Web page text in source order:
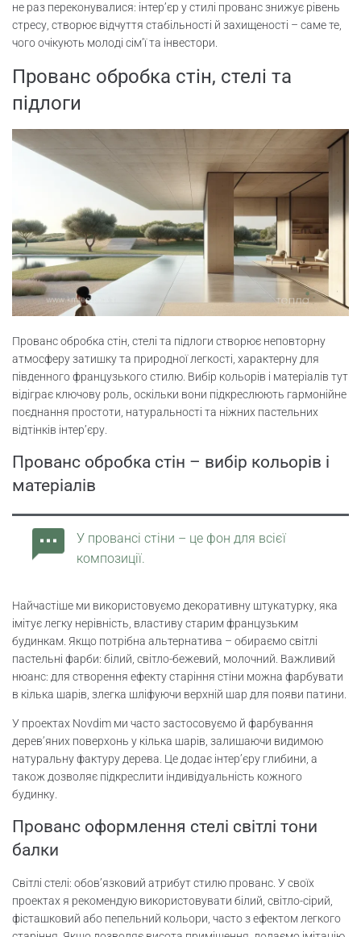
не раз переконувалися: інтер’єр у стилі прованс знижує рівень
стресу, створює відчуття стабільності й захищеності – саме те,
чого очікують молоді сім’ї та інвестори.
Прованс обробка стін, стелі та
підлоги
Прованс обробка стін, стелі та підлоги створює неповторну
атмосферу затишку та природної легкості, характерну для
південного французького стилю. Вибір кольорів і матеріалів тут
відіграє ключову роль, оскільки вони підкреслюють гармонійне
поєднання простоти, натуральності та ніжних пастельних
відтінків інтер’єру.
Прованс обробка стін – вибір кольорів і
матеріалів
У провансі стіни – це фон для всієї
композиції.
Найчастіше ми використовуємо декоративну штукатурку, яка
імітує легку нерівність, властиву старим французьким
будинкам. Якщо потрібна альтернатива – обираємо світлі
пастельні фарби: білий, світло-бежевий, молочний. Важливий
нюанс: для створення ефекту старіння стіни можна фарбувати
в кілька шарів, злегка шліфуючи верхній шар для появи патини.
У проектах Novdim ми часто застосовуємо й фарбування
дерев’яних поверхонь у кілька шарів, залишаючи видимою
натуральну фактуру дерева. Це додає інтер’єру глибини, а
також дозволяє підкреслити індивідуальність кожного
будинку.
Прованс оформлення стелі світлі тони
балки
Світлі стелі: обов’язковий атрибут стилю прованс. У своїх
проектах я рекомендую використовувати білий, світло-сірий,
фісташковий або пепельний кольори, часто з ефектом легкого